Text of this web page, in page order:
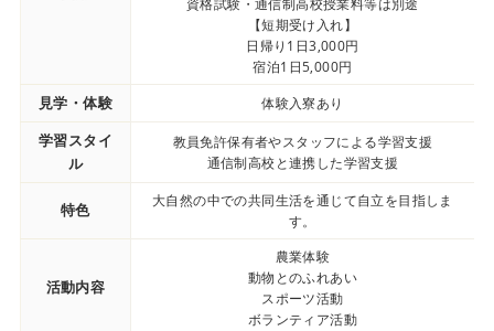
資格試験・通信制高校授業料等は別途
【短期受け入れ】
日帰り1日3,000円
宿泊1日5,000円
見学・体験 体験入寮あり
学習スタイ
ル
教員免許保有者やスタッフによる学習支援
通信制高校と連携した学習支援
特色
大自然の中での共同生活を通じて自立を目指しま
す。
活動内容
農業体験
動物とのふれあい
スポーツ活動
ボランティア活動